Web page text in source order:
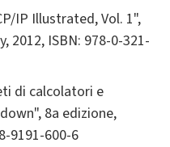
IP Illustrated, Vol. 1",
2012, ISBN: 978-0-321-
di calcolatori e
8a edizione,
9191-600-6